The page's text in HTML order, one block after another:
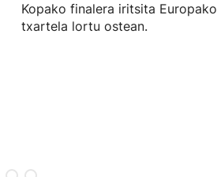
Kopako finalera iritsita Europako
txartela lortu ostean.